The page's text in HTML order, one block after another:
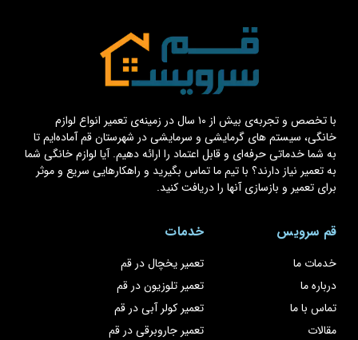
با تخصص و تجربه‌ی بیش از ۱۰ سال در زمینه‌ی تعمیر انواع لوازم
خانگی، سیستم های گرمایشی و سرمایشی در شهرستان قم آماده‌ایم تا
به شما خدماتی حرفه‌ای و قابل اعتماد را ارائه دهیم. آیا لوازم خانگی شما
به تعمیر نیاز دارند؟ با تیم ما تماس بگیرید و راهکارهایی سریع و موثر
برای تعمیر و بازسازی آنها را دریافت کنید.
قم سرویس
خدمات ما
درباره ما
تماس با ما
مقالات
خدمات
تعمیر یخچال در قم
تعمیر تلوزیون در قم
تعمیر کولر آبی در قم
تعمیر جاروبرقی در قم